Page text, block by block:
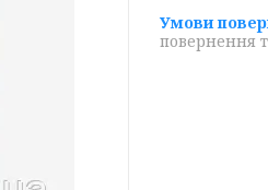
повернення